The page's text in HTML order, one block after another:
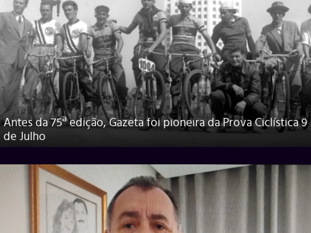
Antes da 75ª edição, Gazeta foi pioneira da Prova Ciclística 9
de Julho